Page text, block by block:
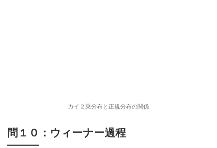
カイ２乗分布と正規分布の関係
問１０：ウィーナー過程